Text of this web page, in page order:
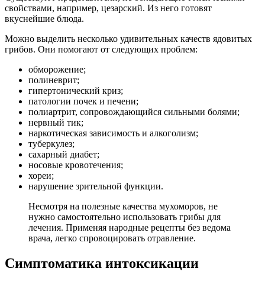
свойствами, например, цезарский. Из него готовят
вкуснейшие блюда.
Можно выделить несколько удивительных качеств ядовитых
грибов. Они помогают от следующих проблем:
обморожение;
полиневрит;
гипертонический криз;
патологии почек и печени;
полиартрит, сопровождающийся сильными болями;
нервный тик;
наркотическая зависимость и алкоголизм;
туберкулез;
сахарный диабет;
носовые кровотечения;
хореи;
нарушение зрительной функции.
Несмотря на полезные качества мухоморов, не
нужно самостоятельно использовать грибы для
лечения. Применяя народные рецепты без ведома
врача, легко спровоцировать отравление.
Симптоматика интоксикации